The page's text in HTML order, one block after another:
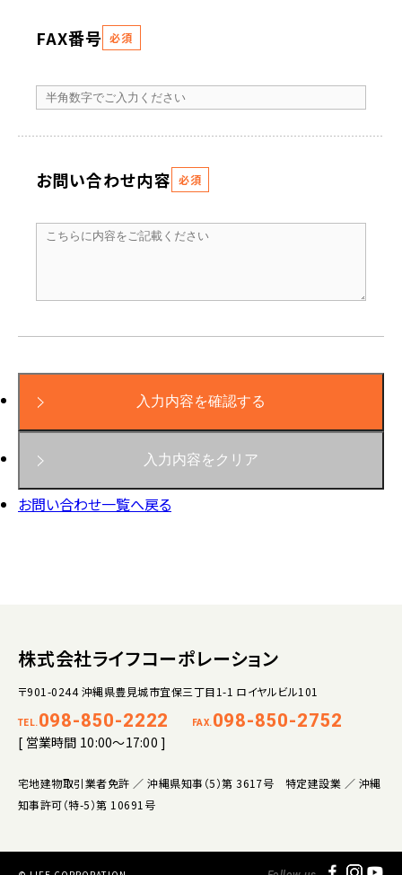
FAX番号 必須
お問い合わせ内容 必須
お問い合わせ一覧へ戻る
株式会社ライフコーポレーション
〒901-0244 沖縄県豊見城市宜保三丁目1-1 ロイヤルビル101
TEL. 098-850-2222 FAX. 098-850-2752
[ 営業時間 10:00～17:00 ]
宅地建物取引業者免許 ／ 沖縄県知事（5）第 3617号 特定建設業 ／ 沖縄
知事許可（特-5）第 10691号